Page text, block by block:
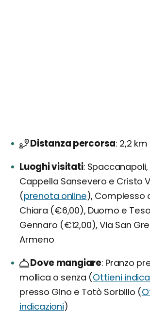
Distanza percorsa 2,2 km
Luoghi visitati
Cappella Sansevero e Cristo
(prenota online), Complesso
Chiara (€6,00), Duomo e
Gennaro (€12,00), Via San
Armeno
Dove mangiare Pranzo
mollica o senza (Ottieni
presso Gino e Totò Sorbillo (
indicazioni)